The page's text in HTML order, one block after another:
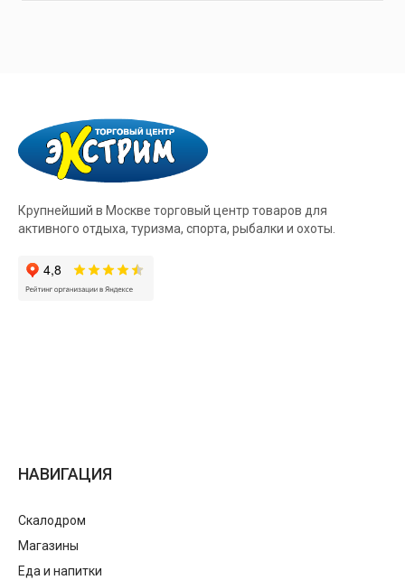
Крупнейший в Москве торговый центр товаров для
активного отдыха, туризма, спорта, рыбалки и охоты.
НАВИГАЦИЯ
Скалодром
Магазины
Еда и напитки